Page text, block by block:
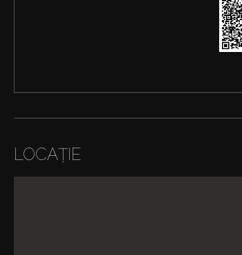
LOCAȚIE